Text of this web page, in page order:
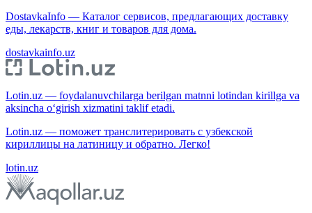
DostavkaInfo — Каталог сервисов, предлагающих доставку
еды, лекарств, книг и товаров для дома.
dostavkainfo.uz
Lotin.uz — foydalanuvchilarga berilgan matnni lotindan kirillga va
aksincha o‘girish xizmatini taklif etadi.
Lotin.uz — поможет транслитерировать с узбекской
кириллицы на латиницу и обратно. Легко!
lotin.uz